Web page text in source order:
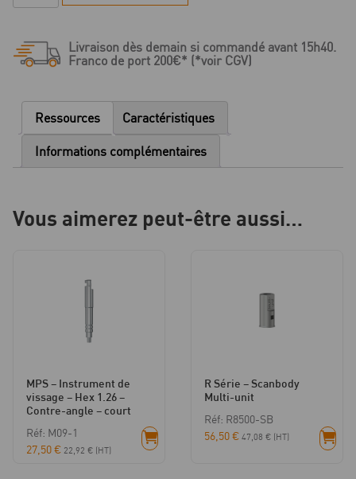
-
angulé
-
3.5
-
Livraison dès demain si commandé avant 15h40.
Franco de port 200€* (*voir CGV)
Ressources Caractéristiques
Informations complémentaires
Vous aimerez peut-être aussi…
MPS – Instrument de
vissage – Hex 1.26 –
Contre-angle – court
Réf: M09-1
27,50€ 22,92 € (HT)
R Série – Scanbody
Multi-unit
Réf: R8500-SB
56,50€ 47,08 € (HT)